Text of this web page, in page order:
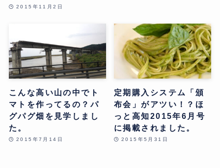
2015年11月2日
こんな高い山の中でト
マトを作ってるの？パ
グパグ畑を見学しまし
た。
2015年7月14日
定期購入システム「頒
布会」がアツい！？ほ
っと高知2015年6月号
に掲載されました。
2015年5月31日